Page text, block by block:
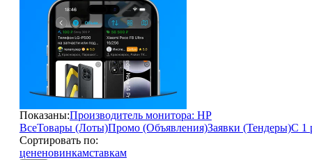
Показаны:Производитель монитора: HP
ВсеТовары (Лоты)Промо (Объявления)Заявки (Тендеры)С 1
Сортировать по:
цененовинкамставкам